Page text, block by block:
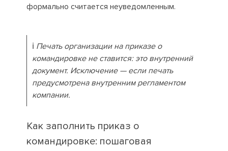
формально считается неуведомленным.
ℹ️ Печать организации на приказе о
командировке не ставится: это внутренний
документ. Исключение — если печать
предусмотрена внутренним регламентом
компании.
Как заполнить приказ о
командировке: пошаговая